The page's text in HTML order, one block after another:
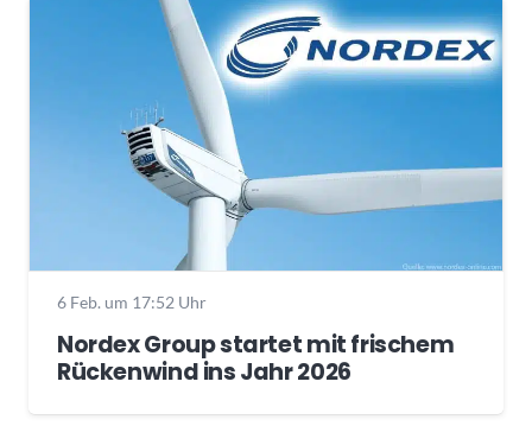
6 Feb. um 17:52 Uhr
Nordex Group startet mit frischem
Rückenwind ins Jahr 2026